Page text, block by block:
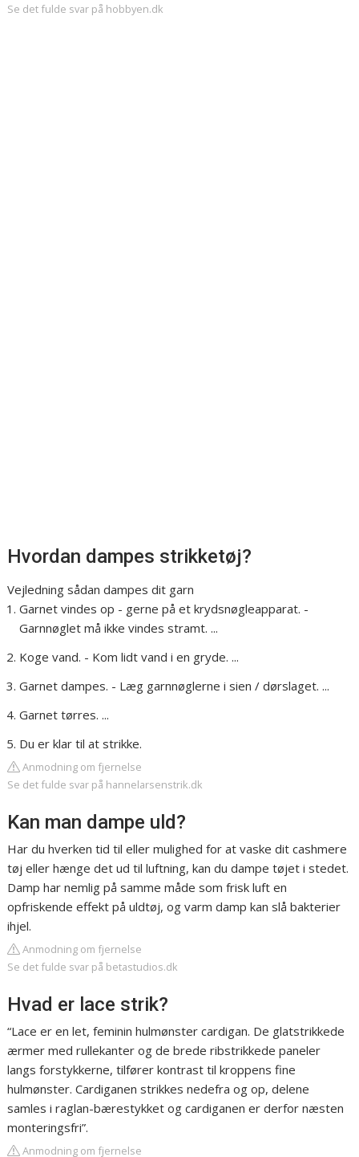
Se det fulde svar på hobbyen.dk
Hvordan dampes strikketøj?
Vejledning sådan dampes dit garn
Garnet vindes op - gerne på et krydsnøgleapparat. -
Garnnøglet må ikke vindes stramt. ...
Koge vand. - Kom lidt vand i en gryde. ...
Garnet dampes. - Læg garnnøglerne i sien / dørslaget. ...
Garnet tørres. ...
Du er klar til at strikke.
Anmodning om fjernelse
Se det fulde svar på hannelarsenstrik.dk
Kan man dampe uld?
Har du hverken tid til eller mulighed for at vaske dit cashmere
tøj eller hænge det ud til luftning, kan du dampe tøjet i stedet.
Damp har nemlig på samme måde som frisk luft en
opfriskende effekt på uldtøj, og varm damp kan slå bakterier
ihjel.
Anmodning om fjernelse
Se det fulde svar på betastudios.dk
Hvad er lace strik?
“Lace er en let, feminin hulmønster cardigan. De glatstrikkede
ærmer med rullekanter og de brede ribstrikkede paneler
langs forstykkerne, tilfører kontrast til kroppens fine
hulmønster. Cardiganen strikkes nedefra og op, delene
samles i raglan-bærestykket og cardiganen er derfor næsten
monteringsfri”.
Anmodning om fjernelse